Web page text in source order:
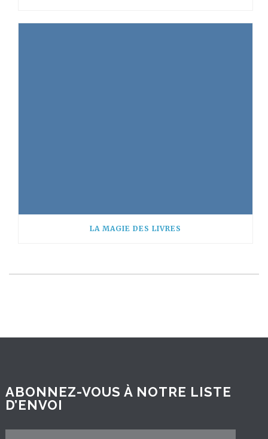
LA MAGIE DES LIVRES
ABONNEZ-VOUS À NOTRE LISTE
D’ENVOI